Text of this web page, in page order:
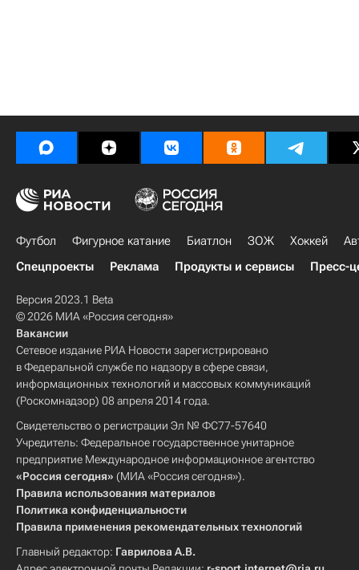
Футбол Фигурное катание Биатлон ЗОЖ Хоккей
Спецпроекты
Реклама Продукты и сервисы Пресс-
Версия 2023.1 Beta
© 2026 МИА «Россия сегодня»
Вакансии
Сетевое издание РИА Новости зарегистрировано
в Федеральной службе по надзору в сфере связи,
информационных технологий и массовых коммуникаций
(Роскомнадзор) 08 апреля 2014 года.
Свидетельство о регистрации Эл № ФС77-57640
Учредитель: Федеральное государственное унитарное
предприятие Международное информационное агентство
«Россия сегодня» (МИА «Россия сегодня»).
Правила использования материалов
Политика конфиденциальности
Правила применения рекомендательных технологий
Главный редактор: Гаврилова А.В.